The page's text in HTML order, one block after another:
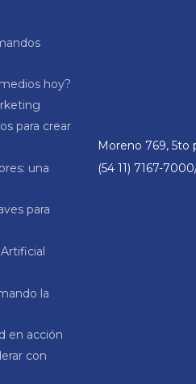
hoy?
para crear
una
para
la
en acción
con
Moreno 769, 5to
(54 11) 7167-